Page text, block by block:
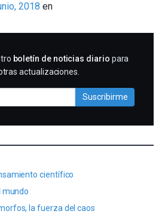
2018 en
boletín de noticias diario para
actualizaciones.
Suscribirme
científico
mundo
la fuerza del caos